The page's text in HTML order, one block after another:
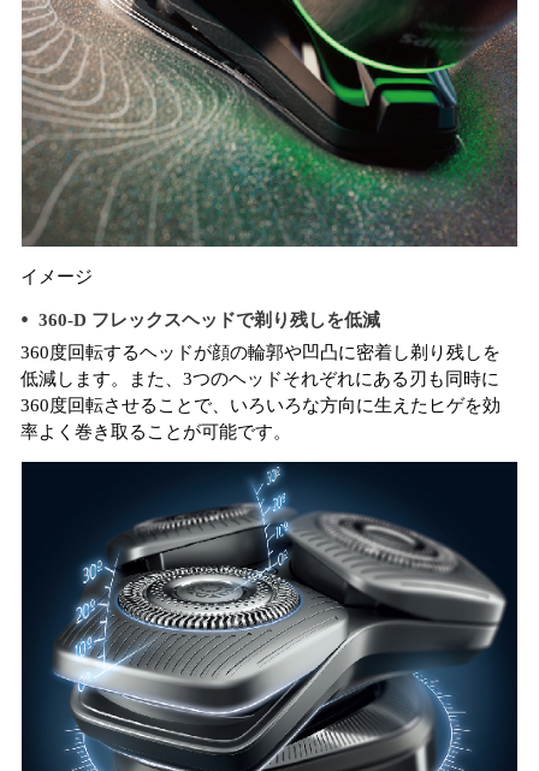
イメージ
360-D フレックスヘッドで剃り残しを低減
360度回転するヘッドが顔の輪郭や凹凸に密着し剃り残しを
低減します。また、3つのヘッドそれぞれにある刃も同時に
360度回転させることで、いろいろな方向に生えたヒゲを効
率よく巻き取ることが可能です。